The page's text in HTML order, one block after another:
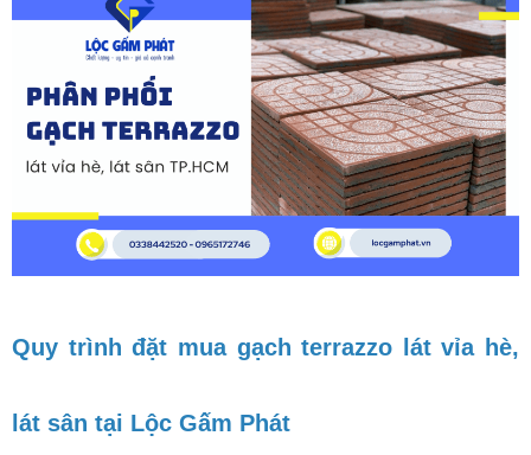
Quy trình đặt mua gạch terrazzo lát vỉa hè,
lát sân tại Lộc Gấm Phát